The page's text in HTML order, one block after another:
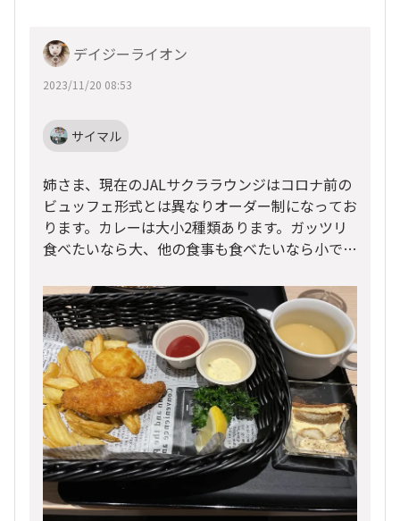
デイジーライオン
2023/11/20 08:53
サイマル
姉さま、現在のJALサクララウンジはコロナ前の
ビュッフェ形式とは異なりオーダー制になってお
ります。カレーは大小2種類あります。ガッツリ
食べたいなら大、他の食事も食べたいなら小で
るつもり（欲張りすぎ、笑）だったのでカレーは
小、他にもパスタ、牛丼、サラダなども食べまし
たが、今年9月ベルリン旅行では少しメニューに
変化がありフィッシュアンドチップス、ティラミ
スが増えていました。
カレー大を食べつつ、それらも食べたので満腹＆
大満足。たい焼きも食べましたよ♪
ぜひたっぷり時間を取ってゆっくりしっかり召し
上がってくださいませ(^^)